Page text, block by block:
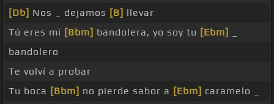
[Db] Nos _ dejamos [B] llevar
Tú eres mi [Bbm] bandolera, yo soy tu [Ebm]
bandolero
Te volví a probar
Tu boca [Bbm] no pierde sabor a [Ebm] caramelo _